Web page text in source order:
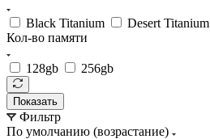
Black Titanium Desert Titanium
Кол-во памяти
128gb 256gb
Показать
Фильтр
По умолчанию (возрастание)